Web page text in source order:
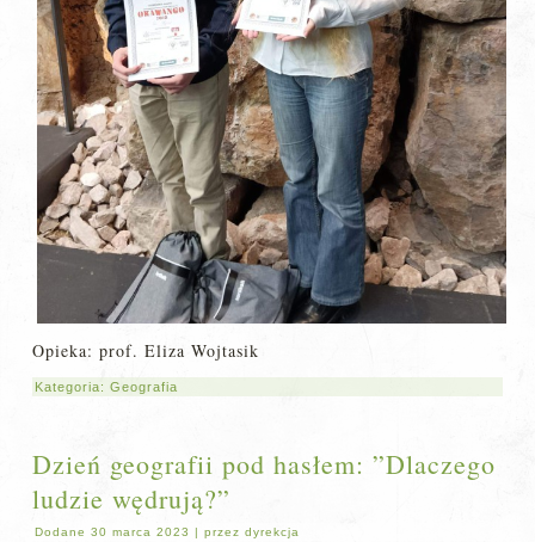
Opieka: prof. Eliza Wojtasik
Kategoria:Geografia
Dzień geografii pod hasłem: ”Dlaczego
ludzie wędrują?”
Dodane 30 marca 2023 |przez dyrekcja